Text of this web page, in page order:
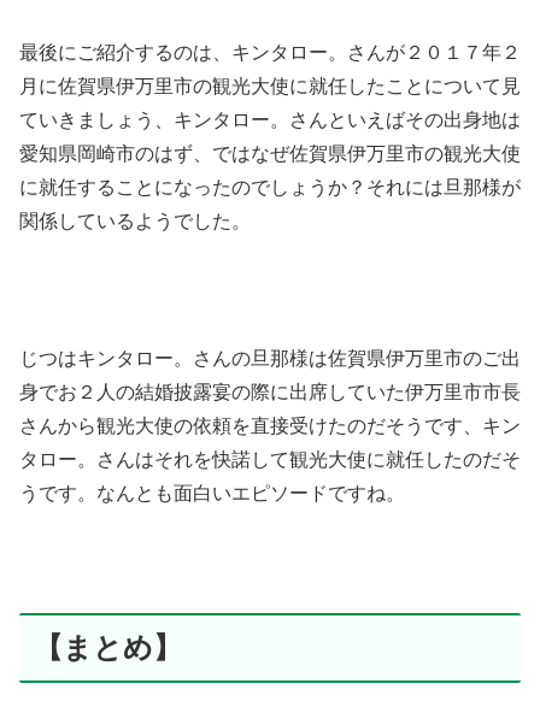
最後にご紹介するのは、キンタロー。さんが２０１７年２
月に佐賀県伊万里市の観光大使に就任したことについて見
ていきましょう、キンタロー。さんといえばその出身地は
愛知県岡崎市のはず、ではなぜ佐賀県伊万里市の観光大使
に就任することになったのでしょうか？それには旦那様が
関係しているようでした。
じつはキンタロー。さんの旦那様は佐賀県伊万里市のご出
身でお２人の結婚披露宴の際に出席していた伊万里市市長
さんから観光大使の依頼を直接受けたのだそうです、キン
タロー。さんはそれを快諾して観光大使に就任したのだそ
うです。なんとも面白いエピソードですね。
【まとめ】